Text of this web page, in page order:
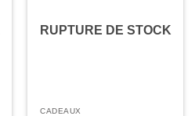
RUPTURE DE STOCK
CADEAUX